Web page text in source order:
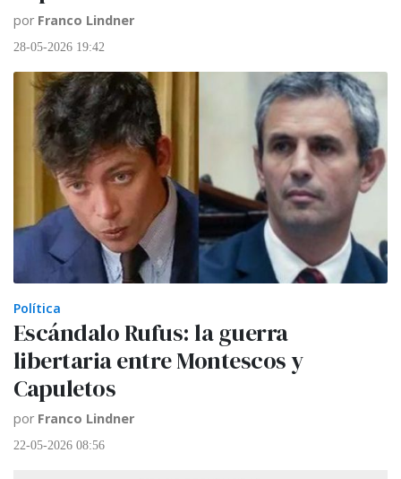
por Franco Lindner
28-05-2026 19:42
Política
Escándalo Rufus: la guerra
libertaria entre Montescos y
Capuletos
por Franco Lindner
22-05-2026 08:56